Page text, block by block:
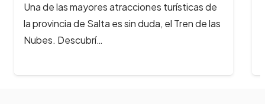
de los momentos más esperados por todas
las personas que desean viajar, recorrer…